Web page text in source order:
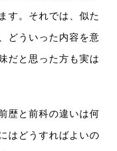
す。それでは、似た
どういった内容を意
だと思った方も実は
歴と前科の違いは何
はどうすればよいの